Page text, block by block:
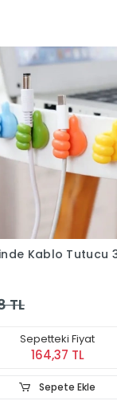
Kablo Tutucu
TL
Sepetteki Fiyat
164,37 TL
Sepete Ekle